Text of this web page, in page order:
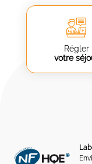
Régler
votre